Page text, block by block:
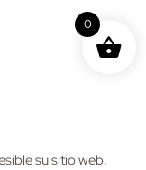
su sitio web.
0